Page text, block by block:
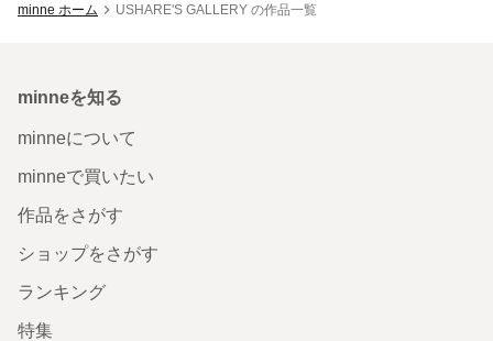
minne ホーム USHARE'S GALLERY の作品一覧
minneを知る
minneについて
minneで買いたい
作品をさがす
ショップをさがす
ランキング
特集